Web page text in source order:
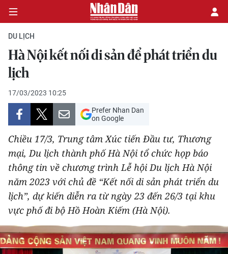
CHÍNH TRỊ
KINH TẾ
VĂN HÓA
XÃ HỘI
PHÁP LUẬT
DU LỊCH
THẾ GIỚI
THỂ THAO
DU LỊCH
Hà Nội kết nối di sản để phát triển du
lịch
17/03/2023 10:25
Prefer Nhan Dan
on Google
Chiều 17/3, Trung tâm Xúc tiến Đầu tư, Thương
mại, Du lịch thành phố Hà Nội tổ chức họp báo
thông tin về chương trình Lễ hội Du lịch Hà Nội
năm 2023 với chủ đề “Kết nối di sản phát triển du
lịch”, dự kiến diễn ra từ ngày 23 đến 26/3 tại khu
vực phố đi bộ Hồ Hoàn Kiếm (Hà Nội).